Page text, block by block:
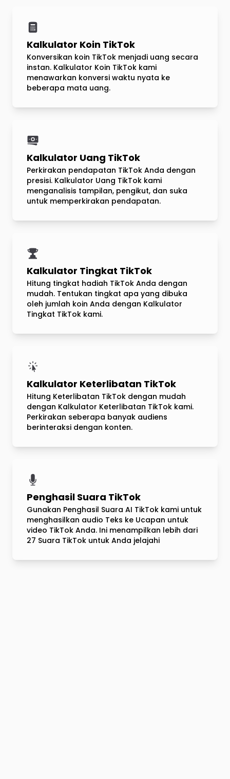
Kalkulator Koin TikTok
Konversikan koin TikTok menjadi uang secara
instan. Kalkulator Koin TikTok kami
menawarkan konversi waktu nyata ke
beberapa mata uang.
Kalkulator Uang TikTok
Perkirakan pendapatan TikTok Anda dengan
presisi. Kalkulator Uang TikTok kami
menganalisis tampilan, pengikut, dan suka
untuk memperkirakan pendapatan.
Kalkulator Tingkat TikTok
Hitung tingkat hadiah TikTok Anda dengan
mudah. Tentukan tingkat apa yang dibuka
oleh jumlah koin Anda dengan Kalkulator
Tingkat TikTok kami.
Kalkulator Keterlibatan TikTok
Hitung Keterlibatan TikTok dengan mudah
dengan Kalkulator Keterlibatan TikTok kami.
Perkirakan seberapa banyak audiens
berinteraksi dengan konten.
Penghasil Suara TikTok
Gunakan Penghasil Suara AI TikTok kami untuk
menghasilkan audio Teks ke Ucapan untuk
video TikTok Anda. Ini menampilkan lebih dari
27 Suara TikTok untuk Anda jelajahi